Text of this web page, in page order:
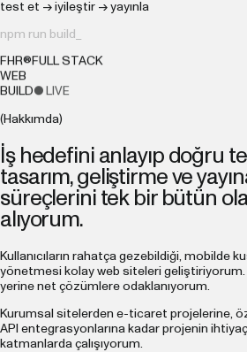
test et → iyileştir → yayınla
npm run build_
FHR®FULL STACK
WEB
BUILD● LIVE
(Hakkımda)
İş hedefini anlayıp doğru
tasarım, geliştirme ve
süreçlerini tek bir bütün
alıyorum.
Kullanıcıların rahatça gezebildiği, mobilde
yönetmesi kolay web siteleri geliştiriyorum.
yerine net çözümlere odaklanıyorum.
Kurumsal sitelerden e-ticaret projelerine,
API entegrasyonlarına kadar projenin
katmanlarda çalışıyorum.